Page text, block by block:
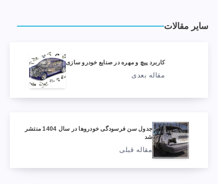
سایر مقالات
کاربرد پیچ و مهره در صنایع خودرو سازی
مقاله بعدی
جدول سن فرسودگی خودروها در سال 1404 منتشر
شد
مقاله قبلی